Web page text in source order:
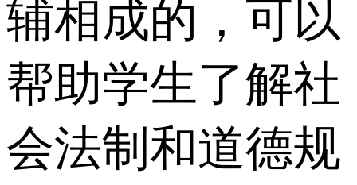
辅相成的，可以
帮助学生了解社
会法制和道德规